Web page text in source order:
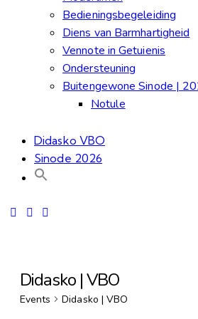
Bedieningsbegeleiding
Diens van Barmhartigheid
Vennote in Getuienis
Ondersteuning
Buitengewone Sinode |
Notule
Didasko VBO
Sinode 2026
Didasko | VBO
Events Didasko | VBO